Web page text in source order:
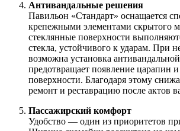
Антивандальные решения
Павильон «Стандарт» оснащается
крепежными элементами скрытого
стеклянные поверхности
стекла, устойчивого к ударам. При
возможна установка
предотвращает появление царапин и
поверхности. Благодаря этому
ремонт и реставрацию после актов
Пассажирский комфорт
Удобство — один из приоритетов